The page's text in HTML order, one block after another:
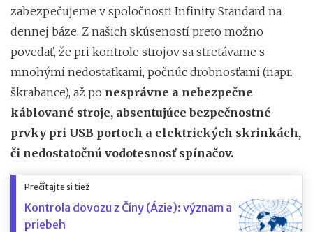
zabezpečujeme v spoločnosti Infinity Standard na
dennej báze. Z našich skúseností preto možno
povedať, že pri kontrole strojov sa stretávame s
mnohými nedostatkami, počnúc drobnosťami (napr.
škrabance), až po nesprávne a nebezpečne
káblované stroje, absentujúce bezpečnostné
prvky pri USB portoch a elektrických skrinkách,
či nedostatočnú vodotesnosť spínačov.
Prečítajte si tiež
Kontrola dovozu z Číny (Ázie): význam a
priebeh